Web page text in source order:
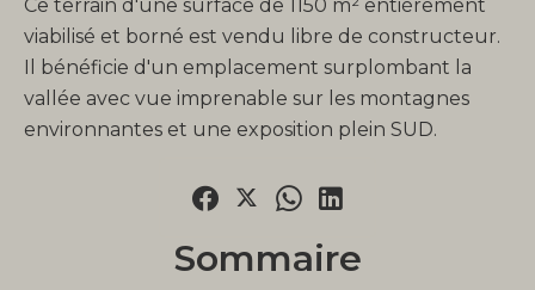
Ce terrain d'une surface de 1150 m² entièrement
viabilisé et borné est vendu libre de constructeur.
Il bénéficie d'un emplacement surplombant la
vallée avec vue imprenable sur les montagnes
environnantes et une exposition plein SUD.
Sommaire